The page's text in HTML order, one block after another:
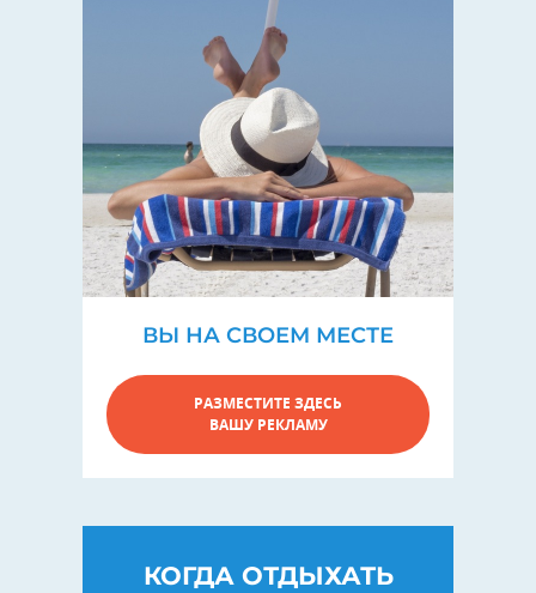
ВЫ НА СВОЕМ МЕСТЕ
РАЗМЕСТИТЕ ЗДЕСЬ
ВАШУ РЕКЛАМУ
КОГДА ОТДЫХАТЬ